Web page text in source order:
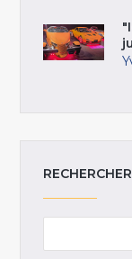
RECHERCHER